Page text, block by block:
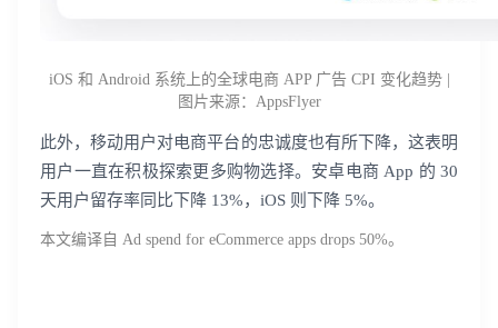
iOS 和 Android 系统上的全球电商 APP 广告 CPI 变化趋势 |
图片来源：AppsFlyer
此外，移动用户对电商平台的忠诚度也有所下降，这表明
用户一直在积极探索更多购物选择。安卓电商 App 的 30
天用户留存率同比下降 13%，iOS 则下降 5%。
本文编译自 Ad spend for eCommerce apps drops 50%。
登录即时通讯云
登录客服云